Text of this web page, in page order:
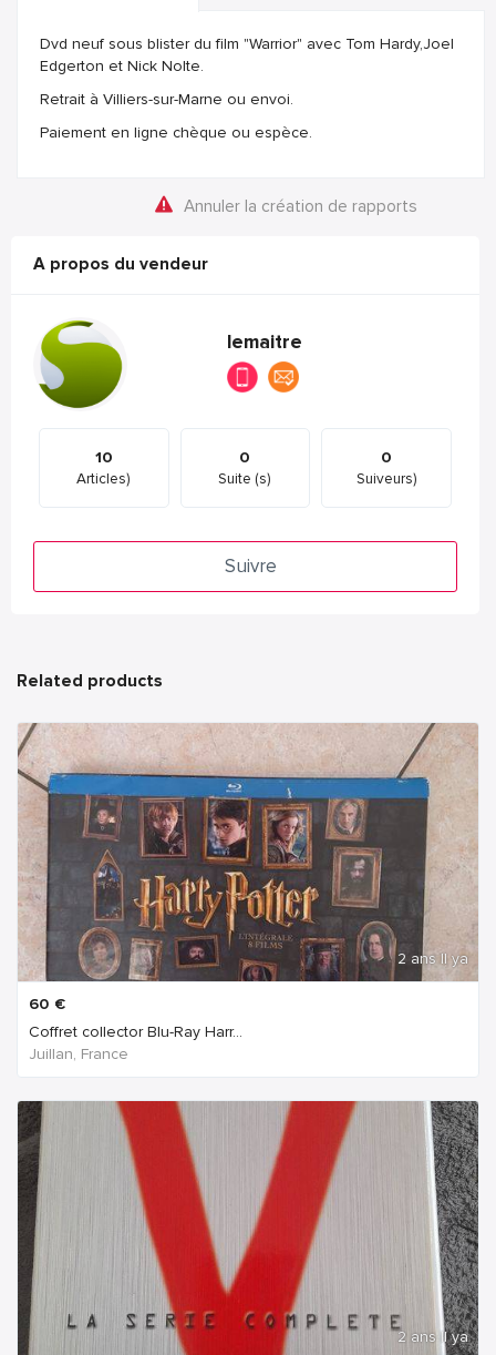
Dvd neuf sous blister du film "Warrior" avec Tom Hardy,Joel
Edgerton et Nick Nolte.
Retrait à Villiers-sur-Marne ou envoi.
Paiement en ligne chèque ou espèce.
Annuler la création de rapports
A propos du vendeur
lemaitre
10
Articles)
0
Suite (s)
0
Suiveurs)
Suivre
Related products
2 ans Il ya
60 €
Coffret collector Blu-Ray Harr...
Juillan, France
2 ans Il ya